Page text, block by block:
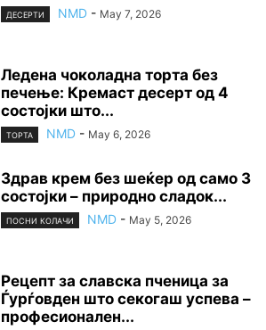
ДЕСЕРТИ NMD - May 7, 2026
Ледена чоколадна торта без
печење: Кремаст десерт од 4
состојки што...
ТОРТА NMD - May 6, 2026
Здрав крем без шеќер од само 3
состојки – природно сладок...
ПОСНИ КОЛАЧИ NMD - May 5, 2026
Рецепт за славска пченица за
Ѓурѓовден што секогаш успева –
професионален...